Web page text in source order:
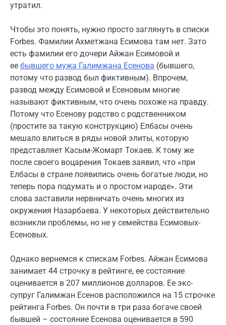
утратил.
Чтобы это понять, нужно просто заглянуть в списки
Forbes. Фамилии Ахметжана Есимова там нет. Зато
есть фамилии его дочери Айжан Есимовой и
ее бывшего мужа Галимжана Есенова (бывшего,
потому что развод был фиктивным). Впрочем,
развод между Есимовой и Есеновым многие
называют фиктивным, что очень похоже на правду.
Потому что Есенову родство с родственником
(простите за такую конструкцию) Елбасы очень
мешало влиться в ряды новой элиты, которую
представляет Касым-Жомарт Токаев. К тому же
после своего воцарения Токаев заявил, что «при
Елбасы в стране появились очень богатые люди, но
теперь пора подумать и о простом народе». Эти
слова заставили нервничать очень многих из
окружения Назарбаева. У некоторых действительно
возникли проблемы, но не у семейства Есимовых-
Есеновых.
Однако вернемся к спискам Forbes. Айжан Есимова
занимает 44 строчку в рейтинге, ее состояние
оценивается в 207 миллионов долларов. Ее экс-
супруг Галимжан Есенов расположился на 15 строчке
рейтинга Forbes. Он почти в три раза богаче своей
бывшей – состояние Есенова оценивается в 590